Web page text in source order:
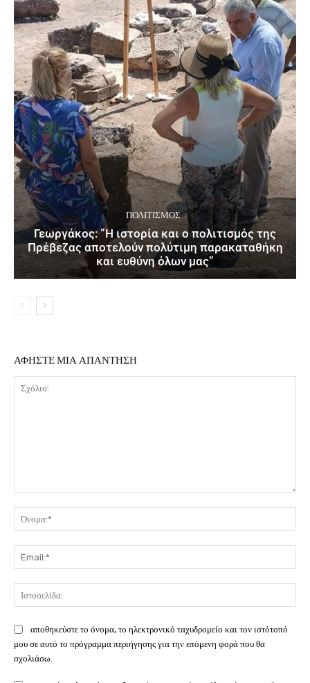
ΠΟΛΙΤΙΣΜΌΣ
Γεωργάκος: ”Η ιστορία και ο πολιτισμός της
Πρέβεζας αποτελούν πολύτιμη παρακαταθήκη
και ευθύνη όλων μας”
ΑΦΗΣΤΕ ΜΙΑ ΑΠΑΝΤΗΣΗ
αποθηκεύστε το όνομα, το ηλεκτρονικό ταχυδρομείο και τον ιστότοπό
μου σε αυτό το πρόγραμμα περιήγησης για την επόμενη φορά που θα
σχολιάσω.